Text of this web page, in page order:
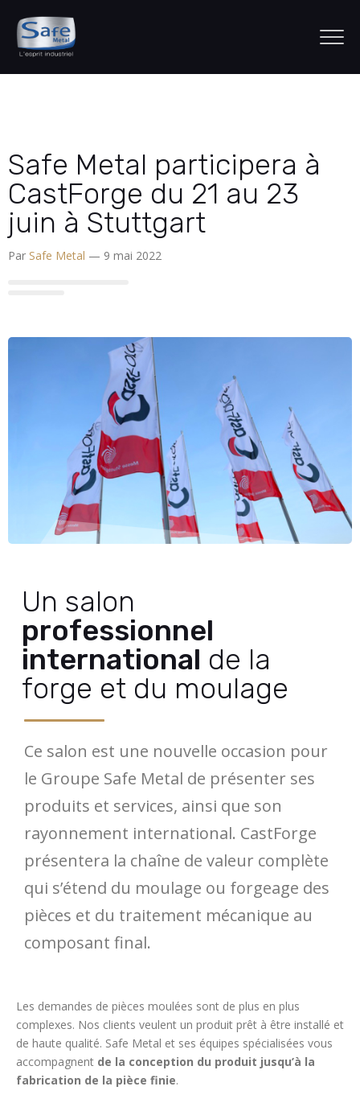
Safe Metal participera à
CastForge du 21 au 23
juin à Stuttgart
Par Safe Metal — 9 mai 2022
Un salon
professionnel
international de la
forge et du moulage
Ce salon est une nouvelle occasion pour
le Groupe Safe Metal de présenter ses
produits et services, ainsi que son
rayonnement international. CastForge
présentera la chaîne de valeur complète
qui s’étend du moulage ou forgeage des
pièces et du traitement mécanique au
composant final.
Les demandes de pièces moulées sont de plus en plus
complexes. Nos clients veulent un produit prêt à être installé et
de haute qualité. Safe Metal et ses équipes spécialisées vous
accompagnent de la conception du produit jusqu’à la
fabrication de la pièce finie.